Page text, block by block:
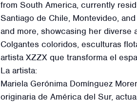
from South America, currently
Santiago de Chile, Montevideo,
and more, showcasing her diverse
Colgantes coloridos, esculturas
artista XZZX que transforma el
La artista:
Mariela Gerónima Domínguez
originaria de América del Sur,